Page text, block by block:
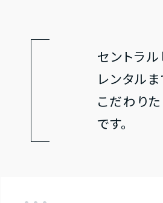
セントラ
レンタル
こだわり
です。